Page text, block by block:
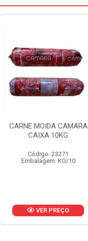
CARNE MOIDA CAMARA
CAIXA 10KG
Código: 23271
Embalagem: KG/10
VER PREÇO